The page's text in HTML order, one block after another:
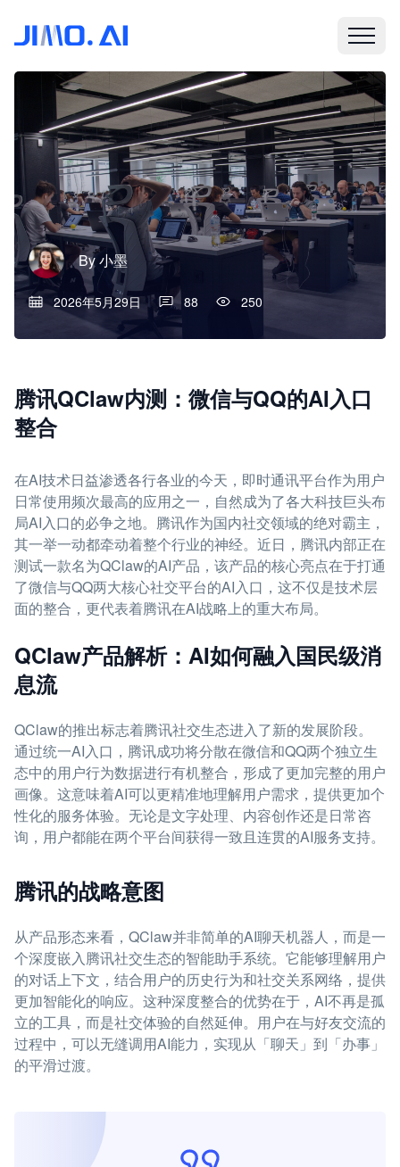
By小墨
2026年5月29日 88 250
腾讯QClaw内测：微信与QQ的AI入口
整合
在AI技术日益渗透各行各业的今天，即时通讯平台作为用户
日常使用频次最高的应用之一，自然成为了各大科技巨头布
局AI入口的必争之地。腾讯作为国内社交领域的绝对霸主，
其一举一动都牵动着整个行业的神经。近日，腾讯内部正在
测试一款名为QClaw的AI产品，该产品的核心亮点在于打通
了微信与QQ两大核心社交平台的AI入口，这不仅是技术层
面的整合，更代表着腾讯在AI战略上的重大布局。
QClaw产品解析：AI如何融入国民级消
息流
QClaw的推出标志着腾讯社交生态进入了新的发展阶段。
通过统一AI入口，腾讯成功将分散在微信和QQ两个独立生
态中的用户行为数据进行有机整合，形成了更加完整的用户
画像。这意味着AI可以更精准地理解用户需求，提供更加个
性化的服务体验。无论是文字处理、内容创作还是日常咨
询，用户都能在两个平台间获得一致且连贯的AI服务支持。
腾讯的战略意图
从产品形态来看，QClaw并非简单的AI聊天机器人，而是一
个深度嵌入腾讯社交生态的智能助手系统。它能够理解用户
的对话上下文，结合用户的历史行为和社交关系网络，提供
更加智能化的响应。这种深度整合的优势在于，AI不再是孤
立的工具，而是社交体验的自然延伸。用户在与好友交流的
过程中，可以无缝调用AI能力，实现从「聊天」到「办事」
的平滑过渡。